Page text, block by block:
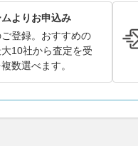
よりお申込み
登録。おすすめの
10社から査定を受
数選べます。